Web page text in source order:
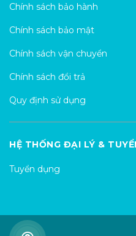
Chính sách bảo hành
Chính sách bảo mật
Chính sách vận chuyển
Chính sách đổi trả
Quy định sử dụng
HỆ THỐNG ĐẠI LÝ &
Tuyển dụng